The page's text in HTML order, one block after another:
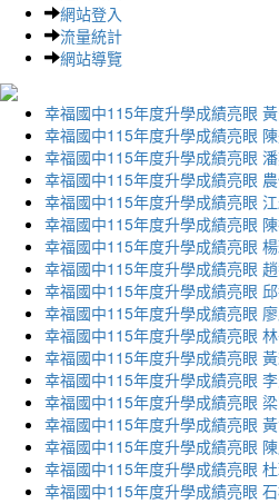
網站登入
流量統計
網站導覽
幸福國中115年度升學成績亮眼
幸福國中115年度升學成績亮眼
幸福國中115年度升學成績亮眼
幸福國中115年度升學成績亮眼
幸福國中115年度升學成績亮眼
幸福國中115年度升學成績亮眼
幸福國中115年度升學成績亮眼
幸福國中115年度升學成績亮眼
幸福國中115年度升學成績亮眼
幸福國中115年度升學成績亮眼
幸福國中115年度升學成績亮眼
幸福國中115年度升學成績亮眼
幸福國中115年度升學成績亮眼
幸福國中115年度升學成績亮眼
幸福國中115年度升學成績亮眼
幸福國中115年度升學成績亮眼
幸福國中115年度升學成績亮眼
幸福國中115年度升學成績亮眼